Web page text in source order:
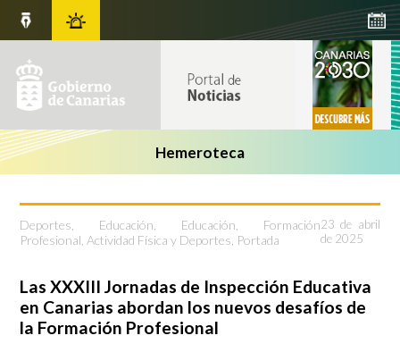
Hemeroteca
Deportes Educación
Educación, Formación
Profesional, Actividad Física y Deportes Portada
23 de abril
de 2025
Las XXXIII Jornadas de Inspección Educativa
en Canarias abordan los nuevos desafíos de
la Formación Profesional